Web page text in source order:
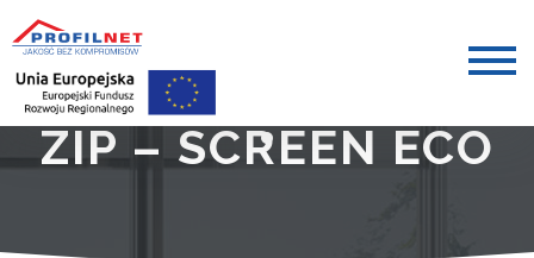
ZIP – SCREEN ECO